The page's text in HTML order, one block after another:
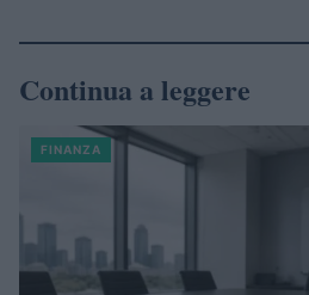
Continua a leggere
FINANZA